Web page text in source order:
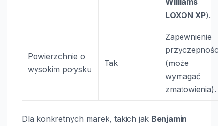
LOXON XP).
Powierzchnie o
wysokim połysku
Tak
Zapewnienie
(może
wymagać
zmatowienia).
Dla konkretnych marek, takich jak Benjamin